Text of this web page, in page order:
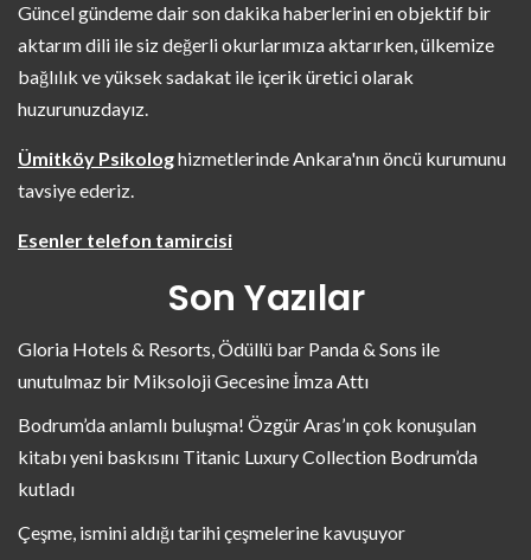
Güncel gündeme dair son dakika haberlerini en objektif bir
aktarım dili ile siz değerli okurlarımıza aktarırken, ülkemize
bağlılık ve yüksek sadakat ile içerik üretici olarak
huzurunuzdayız.
Ümitköy Psikologhizmetlerinde Ankara'nın öncü kurumunu
tavsiye ederiz.
Esenler telefon tamircisi
Son Yazılar
Gloria Hotels & Resorts, Ödüllü bar Panda & Sons ile
unutulmaz bir Miksoloji Gecesine İmza Attı
Bodrum’da anlamlı buluşma! Özgür Aras’ın çok konuşulan
kitabı yeni baskısını Titanic Luxury Collection Bodrum’da
kutladı
Çeşme, ismini aldığı tarihi çeşmelerine kavuşuyor